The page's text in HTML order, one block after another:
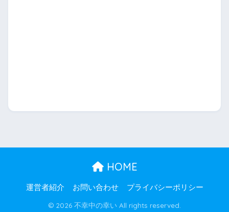
HOME
運営者紹介 お問い合わせ プライバシーポリシー
© 2026 不幸中の幸い All rights reserved.